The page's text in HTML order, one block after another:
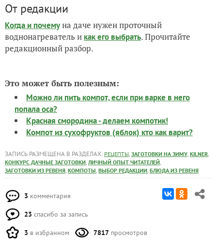
От редакции
Когда и почемуна даче нужен проточный
воднонагреватель и как его выбрать. Прочитайте
редакционный разбор.
Это может быть полезным:
Можно ли пить компот, если при варке в него
попала оса?
Красная смородина - делаем компотик!
Компот из сухофруктов (яблок) кто как варит?
ЗАПИСЬ РАЗМЕЩЕНА В РАЗДЕЛАХ: РЕЦЕПТЫ, ЗАГОТОВКИ НА ЗИМУ, KILNER,
КОНКУРС ДАЧНЫЕ ЗАГОТОВКИ, ЛИЧНЫЙ ОПЫТ ЧИТАТЕЛЕЙ,
ЗАГОТОВКИ ИЗ РЕВЕНЯ, КОМПОТЫ, ВЫБОР РЕДАКЦИИ, БЛЮДА ИЗ РЕВЕНЯ
3 комментария
23 спасибо за запись
3 в избранном 7817 просмотров